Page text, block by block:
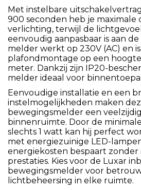
Met instelbare
900 seconden heb je maximale
verlichting, terwijl de
eenvoudig aanpasbaar is aan
melder werkt op 230V (AC) en
plafondmontage op een
meter. Dankzij zijn IP20-
melder ideaal voor
Eenvoudige installatie en een
instelmogelijkheden maken
bewegingsmelder een
binnenruimte. Door de
slechts 1 watt kan hij perfect
met energiezuinige LED-
energiekosten bespaart zonder
prestaties. Kies voor de Luxar
bewegingsmelder voor
lichtbeheersing in elke ruimte.